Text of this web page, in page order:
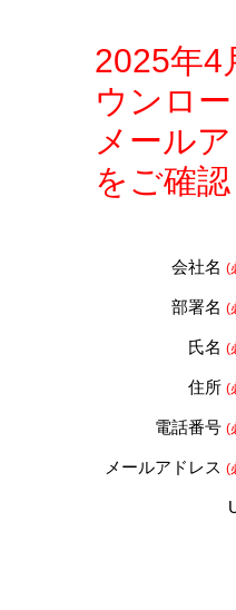
2025年4
ウンロ
メール
をご確
会社名 (
部署名 (
氏名 (
住所 (
電話番号 (
メールアドレス (